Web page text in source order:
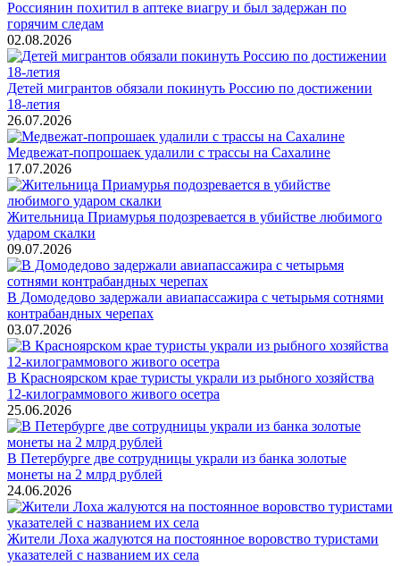
Россиянин похитил в аптеке виагру и был задержан по
горячим следам
02.08.2026
Детей мигрантов обязали покинуть Россию по достижении
18-летия
26.07.2026
Медвежат-попрошаек удалили с трассы на Сахалине
17.07.2026
Жительница Приамурья подозревается в убийстве любимого
ударом скалки
09.07.2026
В Домодедово задержали авиапассажира с четырьмя сотнями
контрабандных черепах
03.07.2026
В Красноярском крае туристы украли из рыбного хозяйства
12-килограммового живого осетра
25.06.2026
В Петербурге две сотрудницы украли из банка золотые
монеты на 2 млрд рублей
24.06.2026
Жители Лоха жалуются на постоянное воровство туристами
указателей с названием их села